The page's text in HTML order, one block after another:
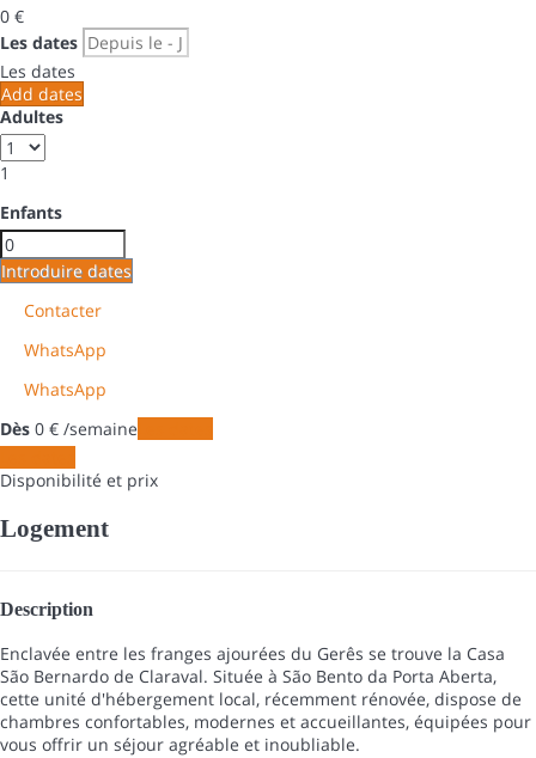
0 €
Les dates
Les dates
Add dates
Adultes
1
Enfants
Introduire dates
Contacter
WhatsApp
WhatsApp
Dès 0 € /semaine
Disponibilité et prix
Logement
Description
Enclavée entre les franges ajourées du Gerês se trouve la Casa
São Bernardo de Claraval. Située à São Bento da Porta Aberta,
cette unité d'hébergement local, récemment rénovée, dispose de
chambres confortables, modernes et accueillantes, équipées pour
vous offrir un séjour agréable et inoubliable.